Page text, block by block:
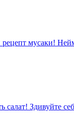
мусаки!
салат! Здивуйте